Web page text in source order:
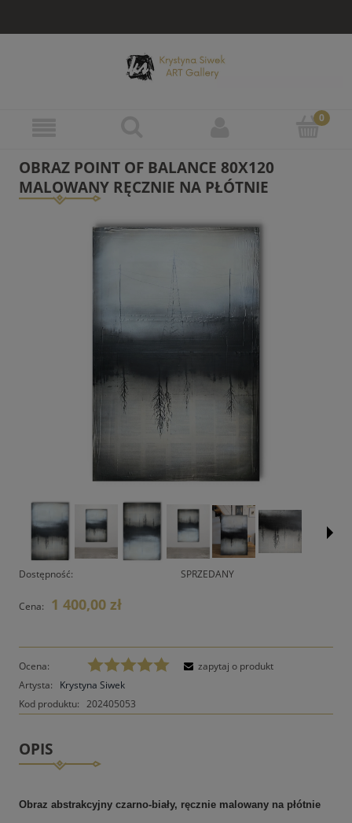
OBRAZ POINT OF BALANCE 80X120
MALOWANY RĘCZNIE NA PŁÓTNIE
Dostępność: SPRZEDANY
Cena: 1 400,00 zł
Ocena:
Artysta:
Krystyna Siwek
Kod produktu: 202405053
zapytaj o produkt
OPIS
Obraz abstrakcyjny czarno-biały, ręcznie malowany na płótnie